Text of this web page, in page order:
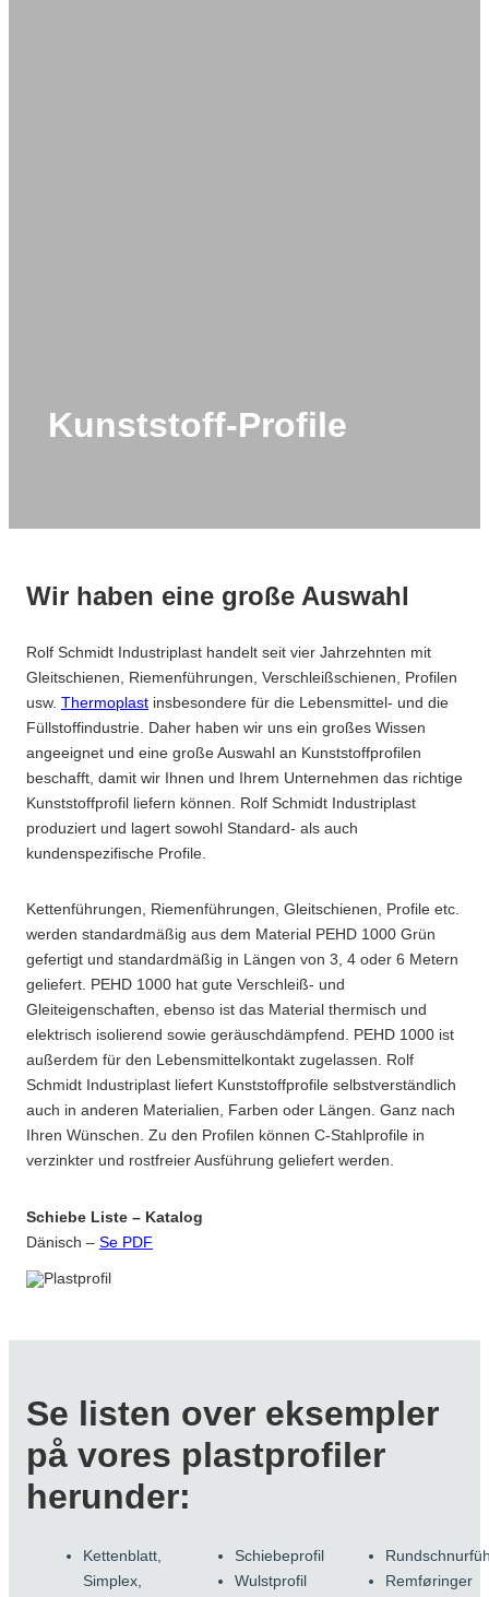
Kunststoff-Profile
Wir haben eine große Auswahl
Rolf Schmidt Industriplast handelt seit vier Jahrzehnten mit
Gleitschienen, Riemenführungen, Verschleißschienen, Profilen
usw. Thermoplast insbesondere für die Lebensmittel- und die
Füllstoffindustrie. Daher haben wir uns ein großes Wissen
angeeignet und eine große Auswahl an Kunststoffprofilen
beschafft, damit wir Ihnen und Ihrem Unternehmen das richtige
Kunststoffprofil liefern können. Rolf Schmidt Industriplast
produziert und lagert sowohl Standard- als auch
kundenspezifische Profile.
Kettenführungen, Riemenführungen, Gleitschienen, Profile etc.
werden standardmäßig aus dem Material PEHD 1000 Grün
gefertigt und standardmäßig in Längen von 3, 4 oder 6 Metern
geliefert. PEHD 1000 hat gute Verschleiß- und
Gleiteigenschaften, ebenso ist das Material thermisch und
elektrisch isolierend sowie geräuschdämpfend. PEHD 1000 ist
außerdem für den Lebensmittelkontakt zugelassen. Rolf
Schmidt Industriplast liefert Kunststoffprofile selbstverständlich
auch in anderen Materialien, Farben oder Längen. Ganz nach
Ihren Wünschen. Zu den Profilen können C-Stahlprofile in
verzinkter und rostfreier Ausführung geliefert werden.
Schiebe Liste – Katalog
Dänisch – Se PDF
Se listen over eksempler
på vores plastprofiler
herunder:
Kettenblatt,
Simplex,
Schiebeprofil
Wulstprofil
Remføringer